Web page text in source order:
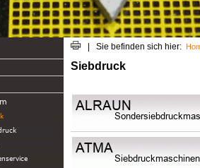
| Sie befinden sich hier:
Siebdruck